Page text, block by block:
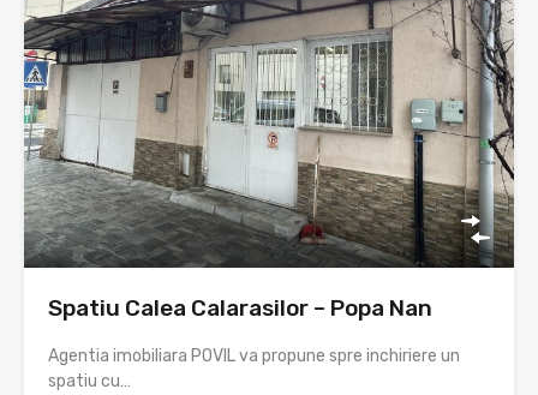
Spatiu Calea Calarasilor – Popa Nan
Agentia imobiliara POVIL va propune spre inchiriere un
spatiu cu…